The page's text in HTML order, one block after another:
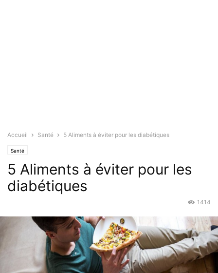
Accueil Santé 5 Aliments à éviter pour les diabétiques
Santé
5 Aliments à éviter pour les
diabétiques
1414